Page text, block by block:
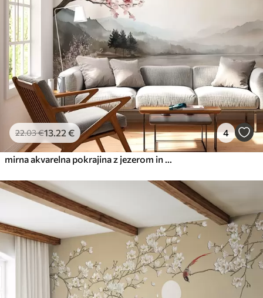
Premium vinil
65 .00 /m²
Peel and Stick
81.6749.00€/m²
22.03€13 .22 € 4